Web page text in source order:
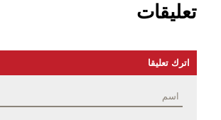
تعليقات
اترك تعليقا